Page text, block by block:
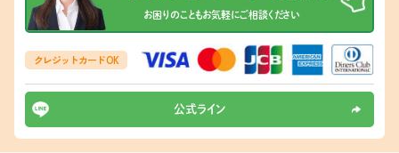
お困りのこともお気軽にご相談ください
クレジットカード OK
公式ライン